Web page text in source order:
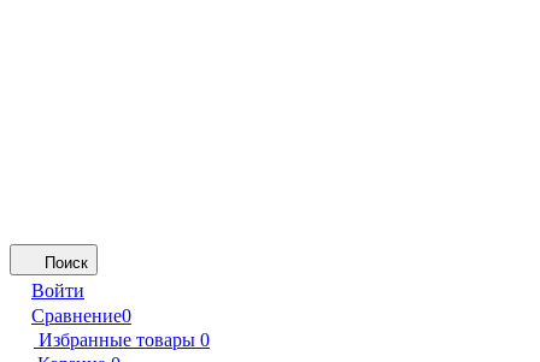
Поиск
Войти
Сравнение0
Избранные товары 0